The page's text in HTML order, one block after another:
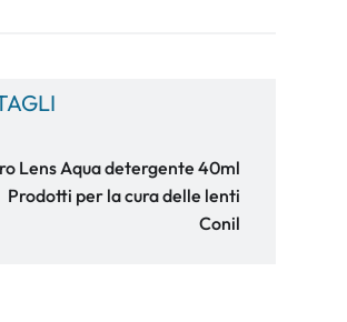
Lens Aqua detergente 40ml
Prodotti per la cura delle lenti
Conil